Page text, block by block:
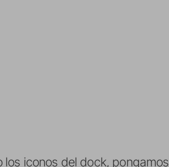
los iconos del dock, pongamos